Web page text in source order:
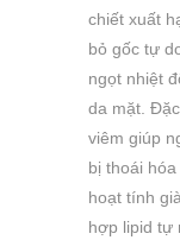
chiết xuất
bỏ gốc tự
ngọt nhiệt
da mặt.
viêm giúp
bị thoái
hoạt tính
hợp lipid tự